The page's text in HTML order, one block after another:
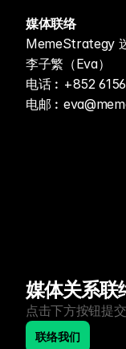
媒体联络
MemeStrategy
李子繁（Eva）
电话︰+852
电邮
媒体关系联
点击下方按钮提
联络我们